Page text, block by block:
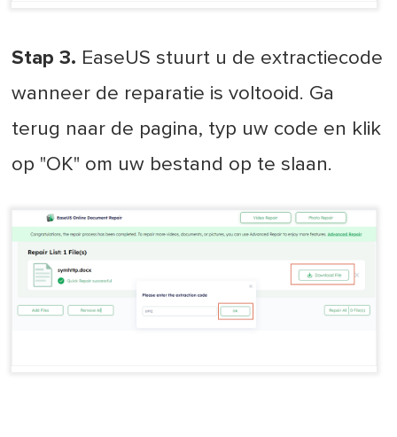
Stap 3. EaseUS stuurt u de extractiecode
wanneer de reparatie is voltooid. Ga
terug naar de pagina, typ uw code en klik
op "OK" om uw bestand op te slaan.